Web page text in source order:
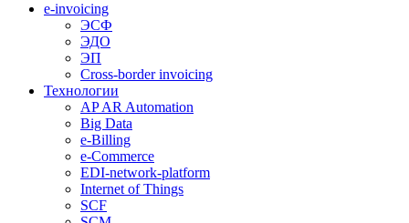
e-invoicing
ЭСФ
ЭДО
ЭП
Cross-border invoicing
Технологии
AP AR Automation
Big Data
e-Billing
e-Commerce
EDI-network-platform
Internet of Things
SCF